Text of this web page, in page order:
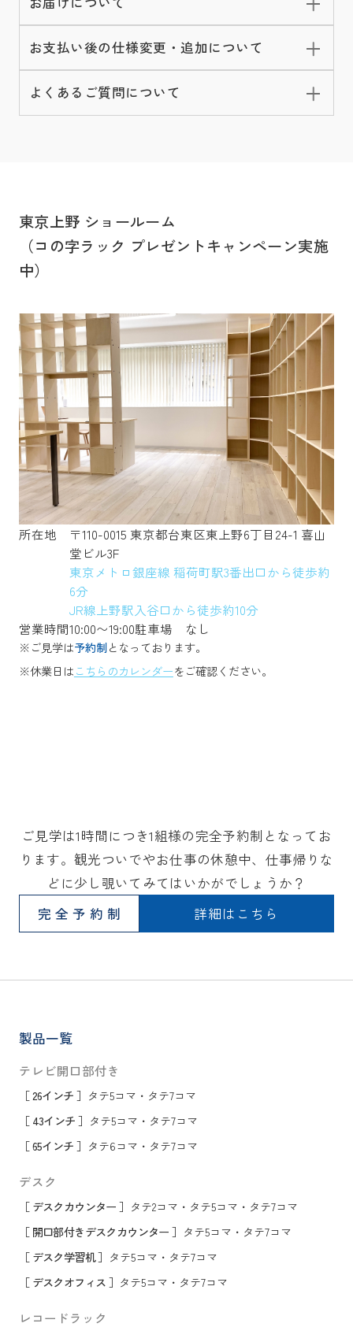
お支払い後の仕様変更・追加について
よくあるご質問について
東京上野 ショールーム
（コの字ラック プレゼントキャンペーン実施
中）
所在地
〒110-0015 東京都台東区東上野6丁目24-1 喜山
堂ビル3F
東京メトロ銀座線 稲荷町駅3番出口から徒歩約
6分
JR線上野駅入谷口から徒歩約10分
営業時間10:00〜19:00駐車場 なし
※ご見学は予約制となっております。
※休業日はこちらのカレンダーをご確認ください。
ご見学は1時間につき1組様の完全予約制となってお
ります。観光ついでやお仕事の休憩中、仕事帰りな
どに少し覗いてみてはいかがでしょうか？
完全予約制
詳細はこちら
製品一覧
テレビ開口部付き
［ 26インチ ］ タテ5コマ ・ タテ7コマ
［ 43インチ ］ タテ5コマ ・ タテ7コマ
［ 65インチ ］ タテ6コマ ・ タテ7コマ
デスク
［ デスクカウンター ］ タテ2コマ ・ タテ5コマ ・ タテ7コマ
［ 開口部付きデスクカウンター ］ タテ5コマ ・ タテ7コマ
［ デスク学習机 ］ タテ5コマ ・ タテ7コマ
［ デスクオフィス ］ タテ5コマ ・ タテ7コマ
レコードラック